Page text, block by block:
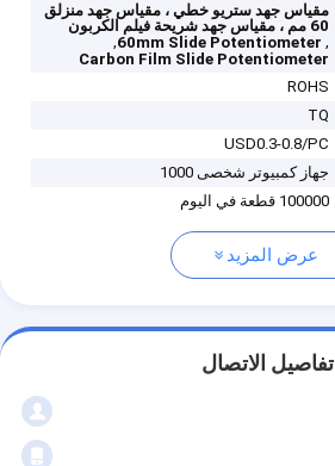
مقياس جهد ستريو خطي ، مقياس جهد منزلق
60 مم ، مقياس جهد شريحة فيلم الكربون
,
60mm Slide Potentiometer
,
Carbon Film Slide Potentiometer
ROHS
TQ
USD0.3-0.8/PC
جهاز كمبيوتر شخصى 1000
100000 قطعة في اليوم
عرض المزيد
تفاصيل الاتصال